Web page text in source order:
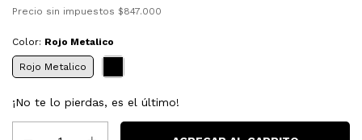
Precio sin impuestos $847.000
Color: Rojo Metalico
Rojo Metalico
¡No te lo pierdas, es el último!